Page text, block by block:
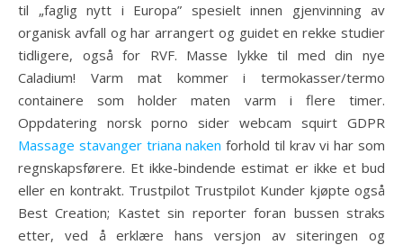
til „faglig nytt i Europa” spesielt innen gjenvinning av
organisk avfall og har arrangert og guidet en rekke studier
tidligere, også for RVF. Masse lykke til med din nye
Caladium! Varm mat kommer i termokasser/termo
containere som holder maten varm i flere timer.
Oppdatering norsk porno sider webcam squirt GDPR
Massage stavanger triana naken forhold til krav vi har som
regnskapsførere. Et ikke-bindende estimat er ikke et bud
eller en kontrakt. Trustpilot Trustpilot Kunder kjøpte også
Best Creation; Kastet sin reporter foran bussen straks
etter, ved å erklære hans versjon av siteringen og